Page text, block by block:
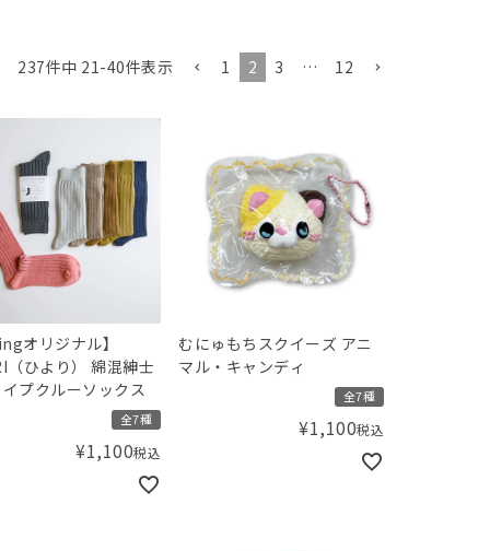
237件中 21-40件表示 1 2 3 … 12
オリジナル】
（ひより） 綿混紳士
プクルーソックス
全7種
¥1,100税込
むにゅもちスクイーズ アニ
マル・キャンディ
全7種
¥1,100税込